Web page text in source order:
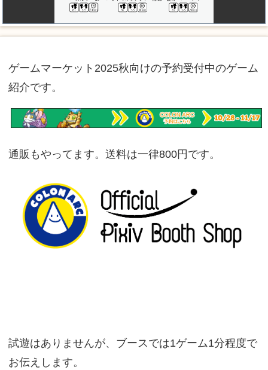
ゲームマーケット2025秋向けの予約受付中のゲーム
紹介です。
通販もやってます。送料は一律800円です。
試遊はありませんが、ブースでは1ゲーム1分程度で
お伝えします。